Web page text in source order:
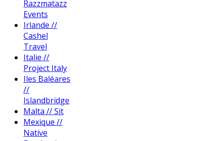
Razzmatazz
Events
Irlande //
Cashel
Travel
Italie //
Project Italy
Iles Baléares
//
Islandbridge
Malta // Sit
Mexique //
Native